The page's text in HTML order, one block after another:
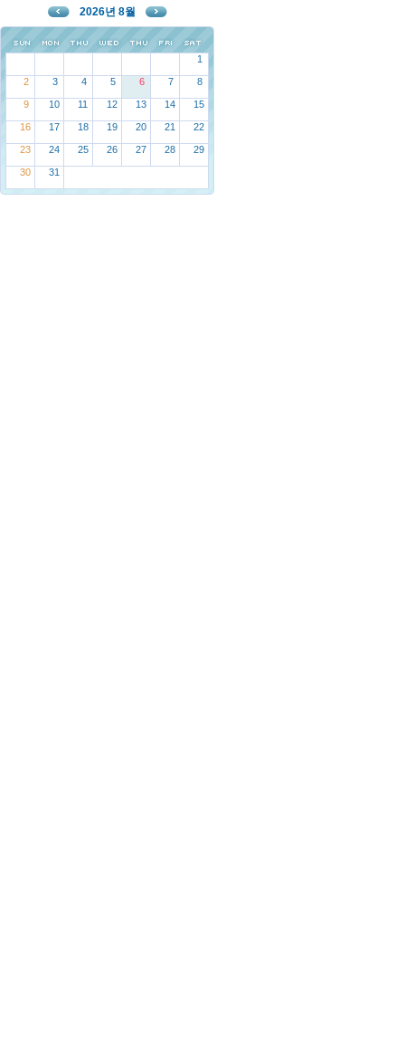
2026년 8월
1
2 3 4 5 6 7 8
9 10 11 12 13 14 15
16 17 18 19 20 21 22
23 24 25 26 27 28 29
30 31